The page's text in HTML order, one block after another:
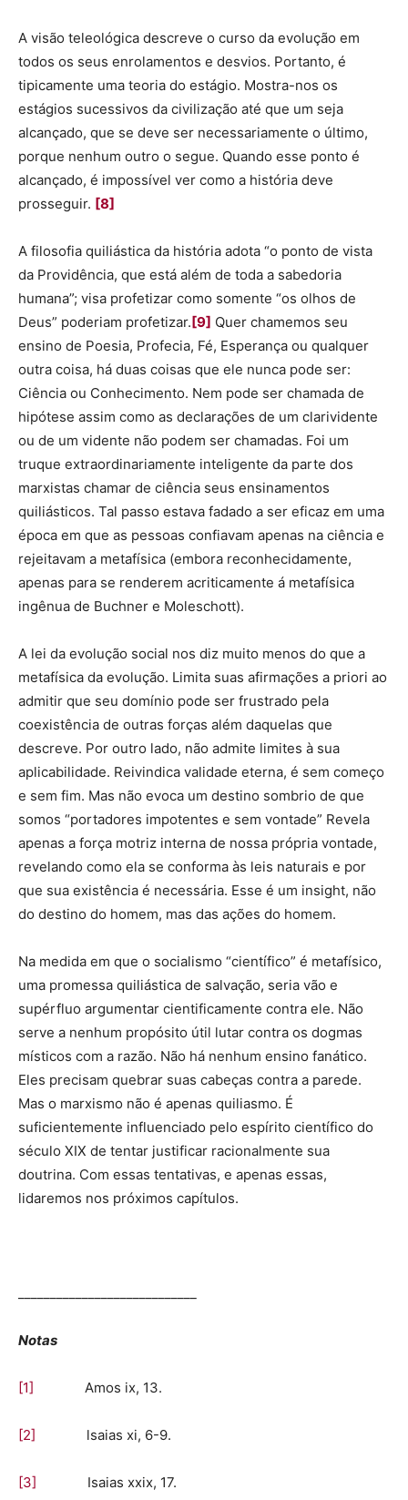
A visão teleológica descreve o curso da evolução em
todos os seus enrolamentos e desvios. Portanto, é
tipicamente uma teoria do estágio. Mostra-nos os
estágios sucessivos da civilização até que um seja
alcançado, que se deve ser necessariamente o último,
porque nenhum outro o segue. Quando esse ponto é
alcançado, é impossível ver como a história deve
prosseguir. [8]
A filosofia quiliástica da história adota “o ponto de vista
da Providência, que está além de toda a sabedoria
humana”; visa profetizar como somente “os olhos de
Deus” poderiam profetizar.[9] Quer chamemos seu
ensino de Poesia, Profecia, Fé, Esperança ou qualquer
outra coisa, há duas coisas que ele nunca pode ser:
Ciência ou Conhecimento. Nem pode ser chamada de
hipótese assim como as declarações de um clarividente
ou de um vidente não podem ser chamadas. Foi um
truque extraordinariamente inteligente da parte dos
marxistas chamar de ciência seus ensinamentos
quiliásticos. Tal passo estava fadado a ser eficaz em uma
época em que as pessoas confiavam apenas na ciência e
rejeitavam a metafísica (embora reconhecidamente,
apenas para se renderem acriticamente á metafísica
ingênua de Buchner e Moleschott).
A lei da evolução social nos diz muito menos do que a
metafísica da evolução. Limita suas afirmações a priori ao
admitir que seu domínio pode ser frustrado pela
coexistência de outras forças além daquelas que
descreve. Por outro lado, não admite limites à sua
aplicabilidade. Reivindica validade eterna, é sem começo
e sem fim. Mas não evoca um destino sombrio de que
somos “portadores impotentes e sem vontade” Revela
apenas a força motriz interna de nossa própria vontade,
revelando como ela se conforma às leis naturais e por
que sua existência é necessária. Esse é um insight, não
do destino do homem, mas das ações do homem.
Na medida em que o socialismo “científico” é metafísico,
uma promessa quiliástica de salvação, seria vão e
supérfluo argumentar cientificamente contra ele. Não
serve a nenhum propósito útil lutar contra os dogmas
místicos com a razão. Não há nenhum ensino fanático.
Eles precisam quebrar suas cabeças contra a parede.
Mas o marxismo não é apenas quiliasmo. É
suficientemente influenciado pelo espírito científico do
século XIX de tentar justificar racionalmente sua
doutrina. Com essas tentativas, e apenas essas,
lidaremos nos próximos capítulos.
Notas
[1] Amos ix, 13.
[2] lsaias xi, 6-9.
[3] Isaias xxix, 17.